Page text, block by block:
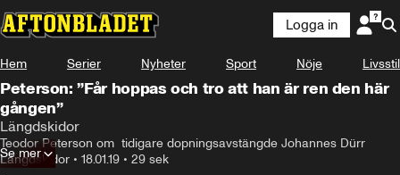
Logga in
Hem Serier Nyheter Sport Nöje Livsstil
Peterson: ”Får hoppas och tro att han är ren den här
gången”
Längdskidor
Teodor Peterson om  tidigare dopningsavstängde Johannes Dürr
Längdskidor • 18.01.19 • 29 sek
Se mer